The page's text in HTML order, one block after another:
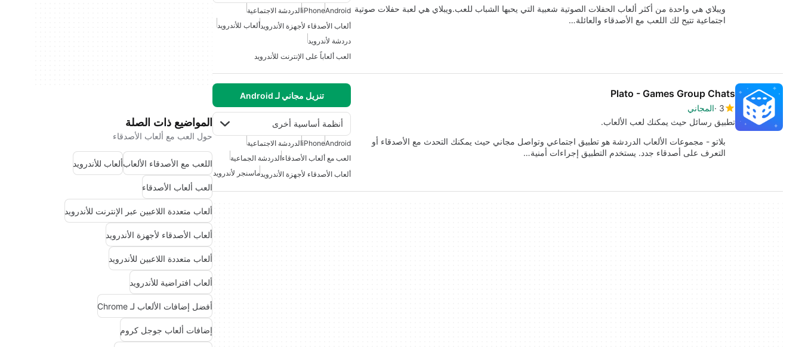
ويبلاي هي واحدة من أكثر ألعاب الحفلات الصوتية شعبية التي يحبها الشباب للعب.ويبلاي هي لعبة حفلات صوتية
اجتماعية تتيح لك اللعب مع الأصدقاء والعائلة…
Android
iPhoneالدردشة الاجتماعية
ألعاب الأصدقاء لأجهزة الأندرويدألعاب للأندرويد
دردشة لأندرويد
العب ألعاباً على الإنترنت للأندرويد
Plato - Games Group Chats
3 المجاني
تطبيق رسائل حيث يمكنك لعب الألعاب.
تنزيل مجاني لـ Android
أنظمة أساسية أخرى
بلاتو - مجموعات الألعاب الدردشة هو تطبيق اجتماعي وتواصل مجاني حيث يمكنك التحدث مع الأصدقاء أو
التعرف على أصدقاء جدد. يستخدم التطبيق إجراءات أمنية…
Android
iPhoneالدردشة الاجتماعية
العب مع ألعاب الأصدقاءالدردشة الجماعية
ألعاب الأصدقاء لأجهزة الأندرويدماسنجر لأندرويد
المواضيع ذات الصلة
حول العب مع ألعاب الأصدقاء
اللعب مع الأصدقاء الألعابألعاب للأندرويد
العب ألعاب الأصدقاء
ألعاب متعددة اللاعبين عبر الإنترنت للأندرويد
ألعاب الأصدقاء لأجهزة الأندرويد
ألعاب متعددة اللاعبين للأندرويد
ألعاب افتراضية للأندرويد
أفضل إضافات الألعاب لـ Chrome
إضافات ألعاب جوجل كروم